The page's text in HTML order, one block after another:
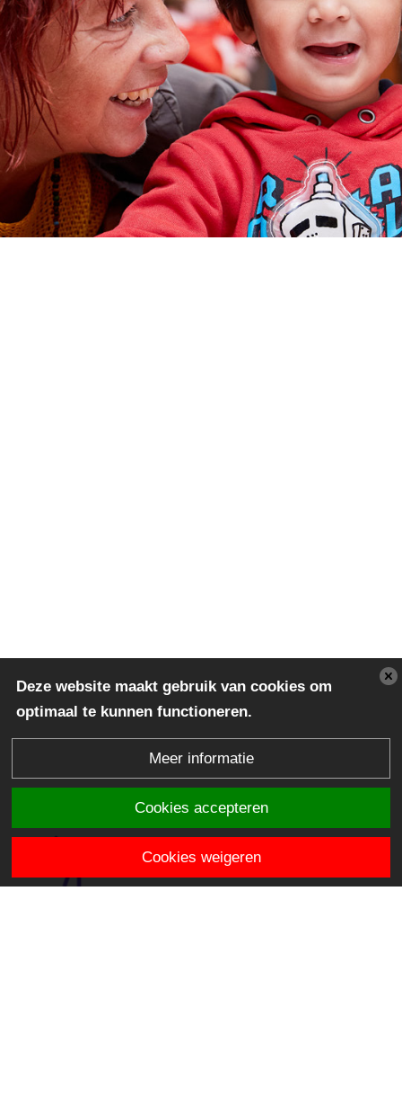
Deze website maakt gebruik van cookies om
optimaal te kunnen functioneren.
Meer informatie
Cookies accepteren
Cookies weigeren